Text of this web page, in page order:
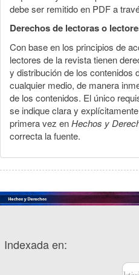
debe ser remitido en PDF a
Derechos de lectoras o
Con base en los principios de
lectores de la revista tienen
y distribución de los contenidos
cualquier medio, de manera
de los contenidos. El único
se indique clara y
primera vez enHechos y
correcta la fuente.
Indexada en: